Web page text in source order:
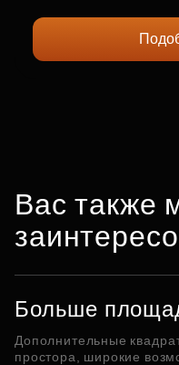
Вас также
Больше
Дополнительные
простора, широкие